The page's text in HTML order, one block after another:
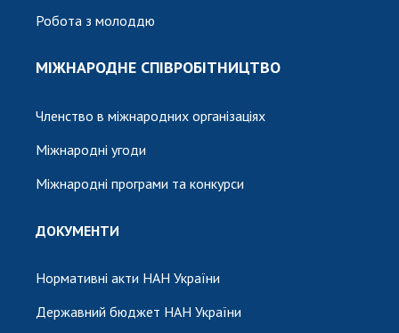
Робота з молоддю
МІЖНАРОДНЕ СПІВРОБІТНИЦТВО
Членство в міжнародних організаціях
Міжнародні угоди
Міжнародні програми та конкурси
ДОКУМЕНТИ
Нормативні акти НАН України
Державний бюджет НАН України